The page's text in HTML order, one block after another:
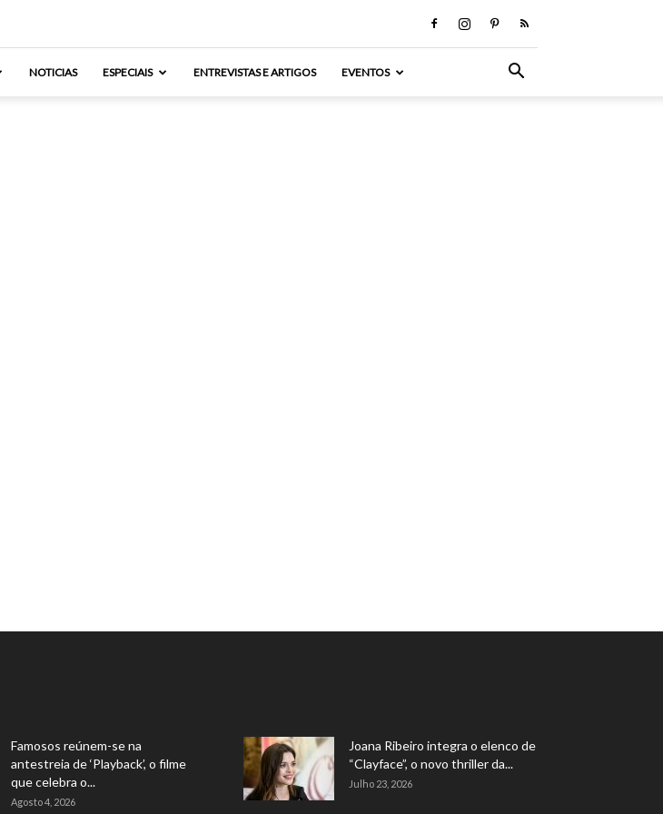
NOTICIAS ESPECIAIS ENTREVISTAS E ARTIGOS EVENTOS
Famosos reúnem-se na
antestreia de ‘Playback’, o filme
que celebra o...
Agosto 4, 2026
Joana Ribeiro integra o elenco de
“Clayface”, o novo thriller da...
Julho 23, 2026